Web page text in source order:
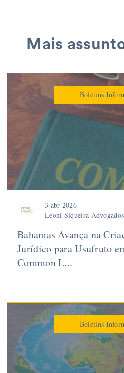
Mais
Boletins
3 abr 2026
Leoni Siqueira Advogados
Bahamas Avança na
Jurídico para Usufruto
Common L...
Boletins